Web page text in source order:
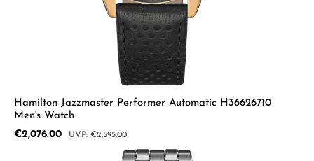
Hamilton Jazzmaster Performer Automatic H36626710
Men's Watch
Sale price:
€2,076.00 Regular price:
€2,595.00